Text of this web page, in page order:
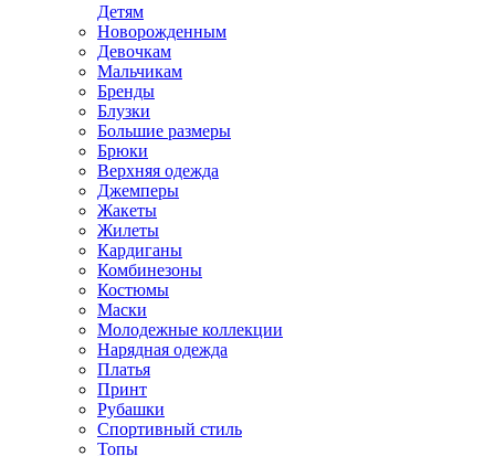
Детям
Новорожденным
Девочкам
Мальчикам
Бренды
Блузки
Большие размеры
Брюки
Верхняя одежда
Джемперы
Жакеты
Жилеты
Кардиганы
Комбинезоны
Костюмы
Маски
Молодежные коллекции
Нарядная одежда
Платья
Принт
Рубашки
Спортивный стиль
Топы